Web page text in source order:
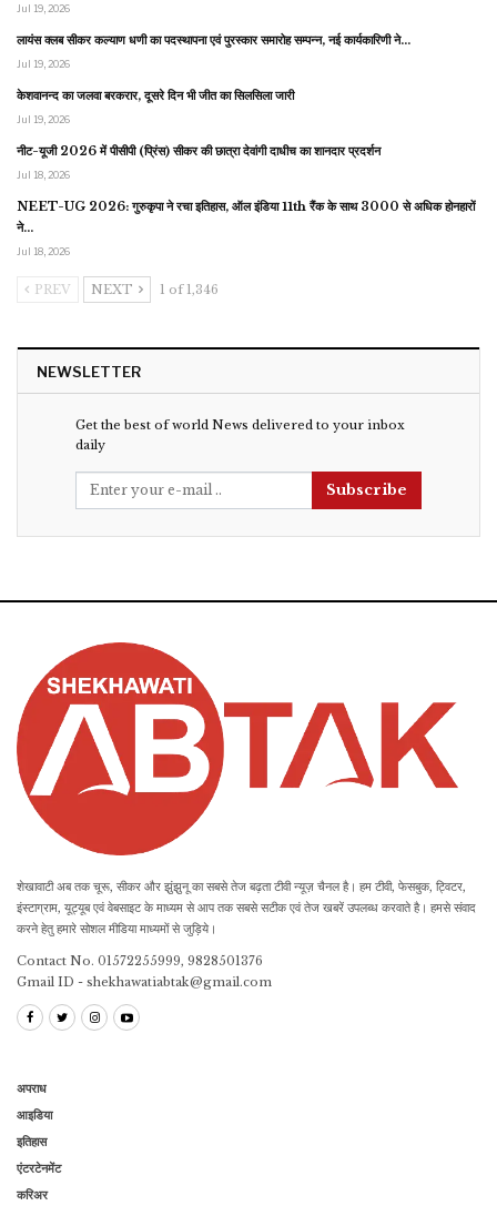
Jul 19, 2026
लायंस क्लब सीकर कल्याण धणी का पदस्थापना एवं पुरस्कार समारोह सम्पन्न, नई कार्यकारिणी ने…
Jul 19, 2026
केशवानन्द का जलवा बरकरार, दूसरे दिन भी जीत का सिलसिला जारी
Jul 19, 2026
नीट-यूजी 2026 में पीसीपी (प्रिंस) सीकर की छात्रा देवांगी दाधीच का शानदार प्रदर्शन
Jul 18, 2026
NEET-UG 2026: गुरुकृपा ने रचा इतिहास, ऑल इंडिया 11th रैंक के साथ 3000 से अधिक होनहारों
ने…
Jul 18, 2026
PREV NEXT 1 of 1,346
NEWSLETTER
Get the best of world News delivered to your inbox
daily
Subscribe
शेखावाटी अब तक चूरू, सीकर और झुंझुनू का सबसे तेज बढ़ता टीवी न्यूज़ चैनल है। हम टीवी, फेसबुक, ट्विटर,
इंस्टाग्राम, यूट्यूब एवं वेबसाइट के माध्यम से आप तक सबसे सटीक एवं तेज खबरें उपलब्ध करवाते है। हमसे संवाद
करने हेतु हमारे सोशल मीडिया माध्यमों से जुड़िये।
Contact No. 01572255999, 9828501376
Gmail ID - shekhawatiabtak@gmail.com
अपराध
आइडिया
इतिहास
एंटरटेनमेंट
करिअर